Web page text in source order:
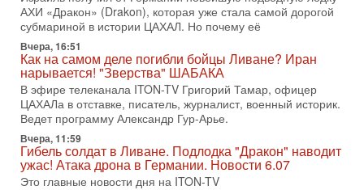
31-07-2026, 15:18
Иран готовит покушение на Нетаниягу! Трамп не
хочет эскалации, но КСИР готовит взрыв!
В эфире телеканала ITON-TV СЕРГЕЙ МИГДАЛЬ, эксперт
по вопросам безопасности, офицер запаса
Международного управления полиции Израиля, автор
31-07-2026, 09:02
Битва за разоружение ХАМАСа - НОВОСТИ
31/07/2026
Сегодня президент США Дональд Трамп заявил о
достижении исторического соглашения о полном
разоружении ХАМАСа и других вооруженных группировок в
АХИ «Дракон» (Drakon), которая уже стала самой дорогой
субмариной в истории ЦАХАЛ. Но почему её
Вчера, 16:51
Как на самом деле погибли бойцы Ливане? Иран
нарывается! "Зверства" ШАБАКА
В эфире телеканала ITON-TV Григорий Тамар, офицер
ЦАХАЛа в отставке, писатель, журналист, военный историк.
Ведет программу Александр Гур-Арье.
Вчера, 11:59
Гибель солдат в Ливане. Подлодка "Дракон" наводит
ужас! Атака дрона в Германии. Новости 6.07
Это главные новости дня на ITON-TV